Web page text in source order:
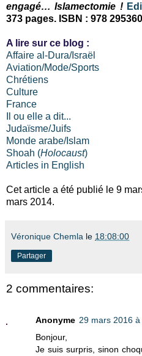
engagé… Islamectomie !
373 pages. ISBN : 978
A lire sur ce blog :
Affaire al-Dura/Israël
Aviation/Mode/Sports
Chrétiens
Culture
France
Il ou elle a dit...
Judaïsme/Juifs
Monde arabe/Islam
Shoah (Holocaust)
Articles in English
Cet article a été publié le 9
mars 2014.
Véronique Chemla le 18:08:00
Partager
2 commentaires:
Anonyme 29 mars 2016 à
Bonjour,
Je suis surpris, sinon